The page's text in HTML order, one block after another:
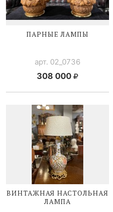
ПАРНЫЕ ЛАМПЫ
арт. 02_0736
308 000
ВИНТАЖНАЯ НАСТОЛЬНАЯ
ЛАМПА